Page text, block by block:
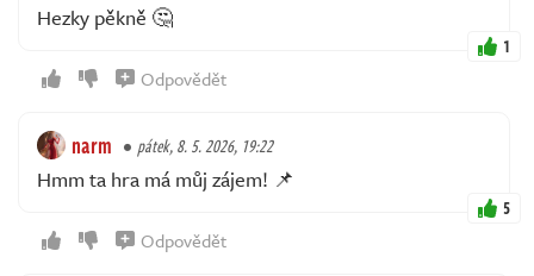
Hezky pěkně 🤔
1
Odpovědět
narm pátek, 8. 5. 2026, 19:22
Hmm ta hra má můj zájem! 📌
5
Odpovědět